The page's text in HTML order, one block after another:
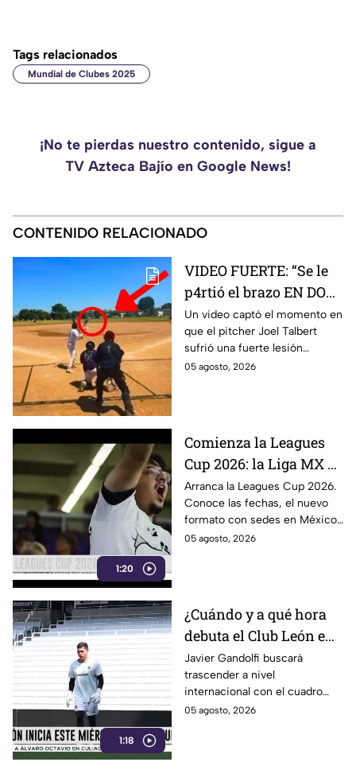
Tags relacionados
Mundial de Clubes 2025
¡No te pierdas nuestro contenido, sigue a
TV Azteca Bajío en Google News!
CONTENIDO RELACIONADO
VIDEO FUERTE: “Se le
p4rtió el brazo EN DOS”
Pitcher sufre brut4l
lesión durante
lanzamiento y queda
fuera del juego
Un video captó el momento en
que el pitcher Joel Talbert
sufrió una fuerte lesión
durante un lanzamiento en un
05 agosto, 2026
1:20
Comienza la Leagues
Cup 2026: la Liga MX y
la MLS se enfrentan
con histórico formato
Arranca la Leagues Cup 2026.
Conoce las fechas, el nuevo
formato con sedes en México
y el calendario de partidos
05 agosto, 2026
1:18
¿Cuándo y a qué hora
debuta el Club León en
Leagues Cup? Esto
sabemos
Javier Gandolfi buscará
trascender a nivel
internacional con el cuadro
verdiblanco
05 agosto, 2026